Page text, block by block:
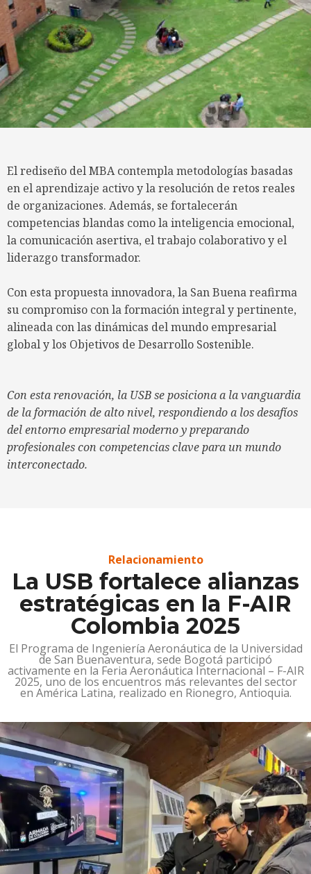
El rediseño del MBA contempla metodologías basadas
en el aprendizaje activo y la resolución de retos reales
de organizaciones. Además, se fortalecerán
competencias blandas como la inteligencia emocional,
la comunicación asertiva, el trabajo colaborativo y el
liderazgo transformador.
Con esta propuesta innovadora, la San Buena reafirma
su compromiso con la formación integral y pertinente,
alineada con las dinámicas del mundo empresarial
global y los Objetivos de Desarrollo Sostenible.
Con esta renovación, la USB se posiciona a la vanguardia
de la formación de alto nivel, respondiendo a los desafíos
del entorno empresarial moderno y preparando
profesionales con competencias clave para un mundo
interconectado.
Relacionamiento
La USB fortalece alianzas
estratégicas en la F-AIR
Colombia 2025
El Programa de Ingeniería Aeronáutica de la Universidad
de San Buenaventura, sede Bogotá participó
activamente en la Feria Aeronáutica Internacional – F-AIR
2025, uno de los encuentros más relevantes del sector
en América Latina, realizado en Rionegro, Antioquia.